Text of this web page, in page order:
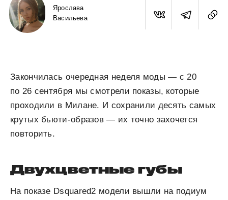
Ярослава
Васильева
Закончилась очередная неделя моды — с 20
по 26 сентября мы смотрели показы, которые
проходили в Милане. И сохранили десять самых
крутых бьюти-образов — их точно захочется
повторить.
Двухцветные губы
На показе Dsquared2 модели вышли на подиум